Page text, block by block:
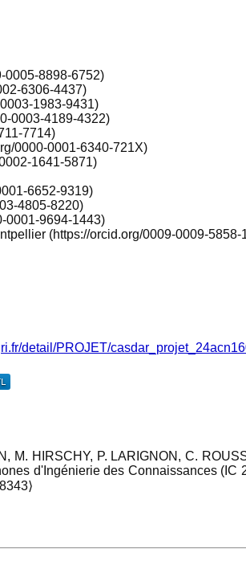
0005-8898-6752)
6306-4437)
1983-9431)
0003-4189-4322)
7714)
0000-0001-6340-721X)
1641-5871)
6652-9319)
4805-8220)
0001-9694-1443)
(https://orcid.org/0009-0009-5858-
detail/PROJET/
M. HIRSCHY, P. LARIGNON, C.
d'Ingénierie des Connaissances